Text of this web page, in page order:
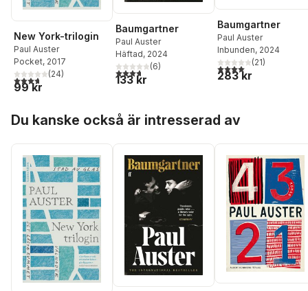
New York-trilogin
Paul Auster
Pocket, 2017
3,7utav 5 stjärnor. Totalt antal röster:
(24)
99 kr
Baumgartner
Paul Auster
Häftad, 2024
3,7utav 5 stjärnor. Totalt antal röster:
(6)
133 kr
Baumgartner
Paul Auster
Inbunden, 2024
4,0utav 5 stjärnor.
(21)
283 kr
Du kanske också är intresserad av